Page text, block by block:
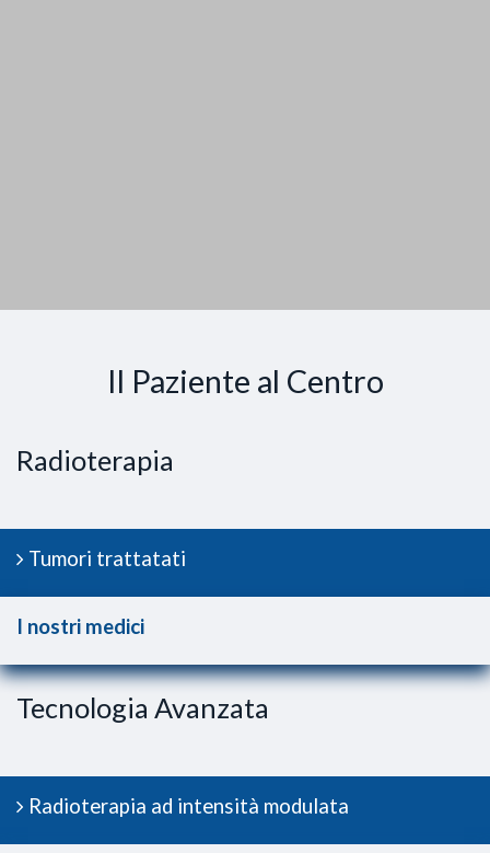
Il Paziente al Centro
Radioterapia
Tumori trattatati
I nostri medici
Tecnologia Avanzata
Radioterapia ad intensità modulata